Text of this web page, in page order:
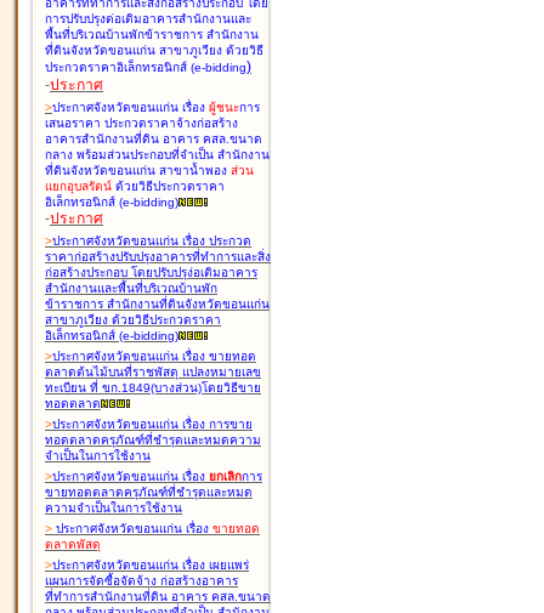
อาคารที่ทำการและสิ่งก่อสร้างประกอบ โดย
การปรับปรุงต่อเติมอาคารสำนักงานและ
พื้นที่บริเวณบ้านพักข้าราชการ สำนักงาน
ที่ดินจังหวัดขอนแก่น สาขาภูเวียง ด้วยวิธี
ประกวดราคาอิเล็กทรอนิกส์ (e-bidding)
-ประกาศ
>ประกาศจังหวัดขอนแก่น เรื่อง ผู้ชนะการ
เสนอราคา ประกวดราคาจ้างก่อสร้าง
อาคารสำนักงานที่ดิน อาคาร คสล.ขนาด
กลาง พร้อมส่วนประกอบที่จำเป็น สำนักงาน
ที่ดินจังหวัดขอนแก่น สาขาน้ำพอง ส่วน
แยกอุบลรัตน์ ด้วยวิธีประกวดราคา
อิเล็กทรอนิกส์ (e-bidding)
-ประกาศ
>ประกาศจังหวัดขอนแก่น เรื่อง ประกวด
ราคาก่อสร้างปรับปรุงอาคารที่ทำการและสิ่ง
ก่อสร้างประกอบ โดยปรับปรุง่อเติมอาคาร
สำนักงานและพื้นที่บริเวณบ้านพัก
ข้าราชการ สำนักงานที่ดินจังหวัดขอนแก่น
สาขาภูเวียง ด้วยวิธีประกวดราคา
อิเล็กทรอนิกส์ (e-bidding)
>ประกาศจังหวัดขอนแก่น เรื่อง ขายทอด
ตลาดต้นไม้บนที่ราชพัสดุ แปลงหมายเลข
ทะเบียน ที่ ขก.1849(บางส่วน)โดยวิธีขาย
ทอดตลาด
>ประกาศจังหวัดขอนแก่น เรื่อง การขาย
ทอดตลาดครุภัณฑ์ที่ชำรุดและหมดความ
จำเป็นในการใช้งาน
>ประกาศจังหวัดขอนแก่น เรื่อง ยกเลิกการ
ขายทอดตลาดครุภัณฑ์ที่ชำรุดและหมด
ความจำเป็นในการใช้งาน
> ประกาศจังหวัดขอนแก่น เรื่อง ขายทอด
ตลาดพัสดุ
>ประกาศจังหวัดขอนแก่น เรื่อง เผยแพร่
แผนการจัดซื้อจัดจ้าง ก่อสร้างอาคาร
ที่ทำการสำนักงานที่ดิน อาคาร คสล.ขนาด